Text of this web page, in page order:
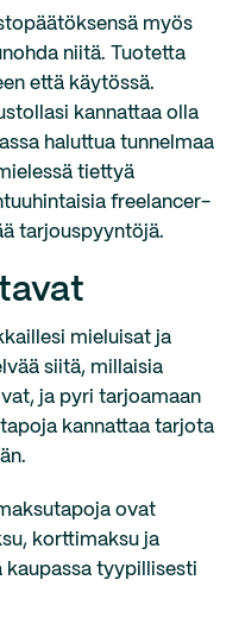
myös
niitä. Tuotetta
että käytössä.
kannattaa olla
haluttua tunnelmaa
tiettyä
freelancer-
tarjouspyyntöjä.
mieluisat ja
siitä, millaisia
ja pyri tarjoamaan
kannattaa tarjota
ovat
korttimaksu ja
kaupassa tyypillisesti